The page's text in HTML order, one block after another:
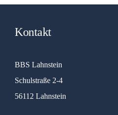
Kontakt
BBS Lahnstein
Schulstraße 2-4
56112 Lahnstein